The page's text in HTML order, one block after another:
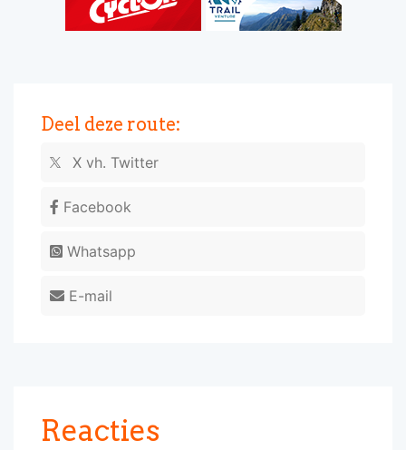
Deel deze route:
X vh. Twitter
Facebook
Whatsapp
E-mail
Reacties